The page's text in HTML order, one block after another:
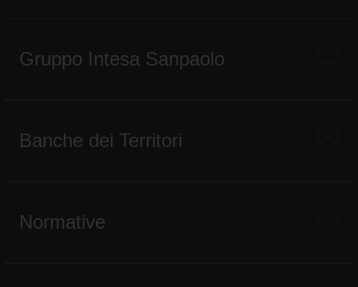
Gruppo Intesa Sanpaolo
Banche dei Territori
Normative